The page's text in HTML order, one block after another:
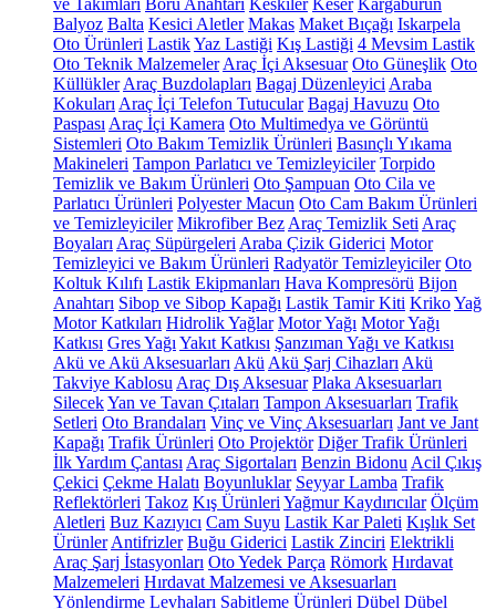
ve Takımları Boru Anahtarı Keskiler Keser Kargaburun
Balyoz Balta Kesici Aletler Makas Maket Bıçağı Iskarpela
Oto Ürünleri LastikYaz Lastiği Kış Lastiği 4 Mevsim Lastik
Oto Teknik Malzemeler Araç İçi Aksesuar Oto Güneşlik Oto
Küllükler Araç Buzdolapları Bagaj Düzenleyici Araba
Kokuları Araç İçi Telefon Tutucular Bagaj Havuzu Oto
Paspası Araç İçi Kamera Oto Multimedya ve Görüntü
Sistemleri Oto Bakım Temizlik Ürünleri Basınçlı Yıkama
Makineleri Tampon Parlatıcı ve Temizleyiciler Torpido
Temizlik ve Bakım Ürünleri Oto Şampuan Oto Cila ve
Parlatıcı Ürünleri Polyester Macun Oto Cam Bakım Ürünleri
ve Temizleyiciler Mikrofiber Bez Araç Temizlik Seti Araç
Boyaları Araç Süpürgeleri Araba Çizik Giderici Motor
Temizleyici ve Bakım Ürünleri Radyatör Temizleyiciler Oto
Koltuk Kılıfı Lastik Ekipmanları Hava Kompresörü Bijon
Anahtarı Sibop ve Sibop Kapağı Lastik Tamir Kiti KrikoYağ
Motor Katkıları Hidrolik Yağlar Motor Yağı Motor Yağı
Katkısı Gres Yağı Yakıt Katkısı Şanzıman Yağı ve Katkısı
Akü ve Akü Aksesuarları Akü Akü Şarj Cihazları Akü
Takviye Kablosu Araç Dış Aksesuar Plaka Aksesuarları
SilecekYan ve Tavan Çıtaları Tampon Aksesuarları Trafik
Setleri Oto Brandaları Vinç ve Vinç Aksesuarları Jant ve Jant
Kapağı Trafik Ürünleri Oto Projektör Diğer Trafik Ürünleri
İlk Yardım Çantası Araç Sigortaları Benzin Bidonu Acil Çıkış
Çekici Çekme Halatı Boyunluklar Seyyar Lamba Trafik
Reflektörleri Takoz Kış Ürünleri Yağmur Kaydırıcılar Ölçüm
Aletleri Buz Kazıyıcı Cam Suyu Lastik Kar Paleti Kışlık Set
Ürünler Antifrizler Buğu Giderici Lastik Zinciri Elektrikli
Araç Şarj İstasyonları Oto Yedek Parça Römork Hırdavat
Malzemeleri Hırdavat Malzemesi ve Aksesuarları
Yönlendirme Levhaları Sabitleme Ürünleri Dübel Dübel